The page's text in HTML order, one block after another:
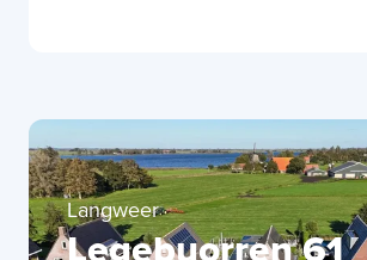
Langweer